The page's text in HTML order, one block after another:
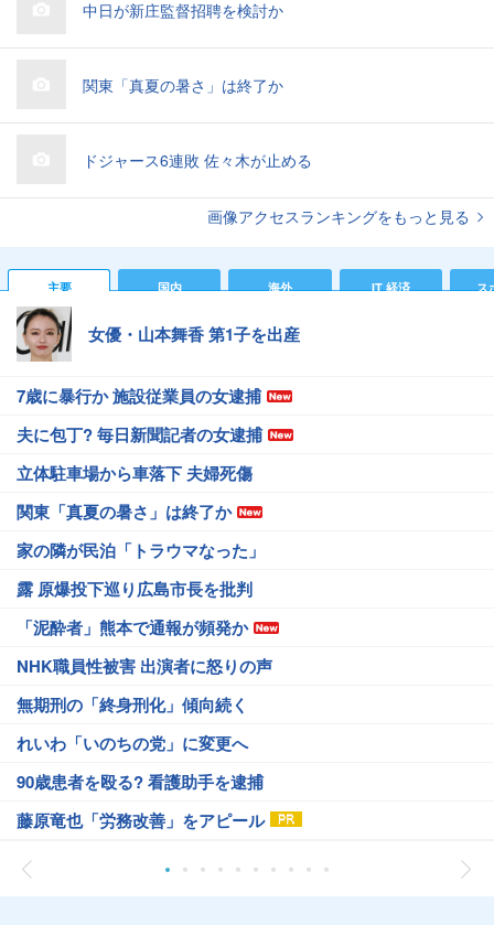
中日が新庄監督招聘を検討か
関東「真夏の暑さ」は終了か
ドジャース6連敗 佐々木が止める
画像アクセスランキングをもっと見る
主要 国内 海外 IT 経済 ス
女優・山本舞香 第1子を出産
7歳に暴行か 施設従業員の女逮捕
夫に包丁? 毎日新聞記者の女逮捕
立体駐車場から車落下 夫婦死傷
関東「真夏の暑さ」は終了か
家の隣が民泊「トラウマなった」
露 原爆投下巡り広島市長を批判
「泥酔者」熊本で通報が頻発か
NHK職員性被害 出演者に怒りの声
無期刑の「終身刑化」傾向続く
れいわ「いのちの党」に変更へ
90歳患者を殴る? 看護助手を逮捕
藤原竜也「労務改善」をアピール